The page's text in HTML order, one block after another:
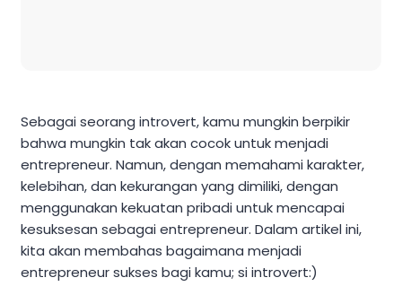
Sebagai seorang introvert, kamu mungkin berpikir
bahwa mungkin tak akan cocok untuk menjadi
entrepreneur. Namun, dengan memahami karakter,
kelebihan, dan kekurangan yang dimiliki, dengan
menggunakan kekuatan pribadi untuk mencapai
kesuksesan sebagai entrepreneur. Dalam artikel ini,
kita akan membahas bagaimana menjadi
entrepreneur sukses bagi kamu; si introvert:)